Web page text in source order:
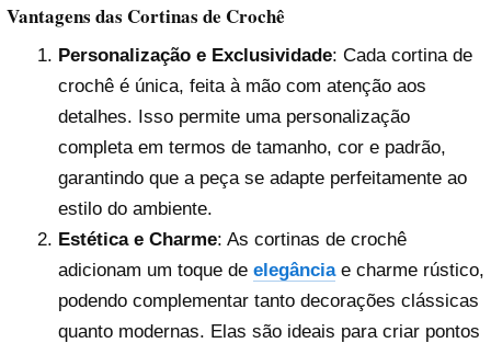
Vantagens das Cortinas de Crochê
Personalização e Exclusividade: Cada cortina de
crochê é única, feita à mão com atenção aos
detalhes. Isso permite uma personalização
completa em termos de tamanho, cor e padrão,
garantindo que a peça se adapte perfeitamente ao
estilo do ambiente.
Estética e Charme: As cortinas de crochê
adicionam um toque de elegânciae charme rústico,
podendo complementar tanto decorações clássicas
quanto modernas. Elas são ideais para criar pontos